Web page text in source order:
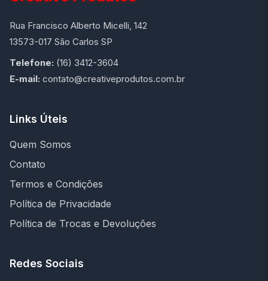
Rua Francisco Alberto Micelli, 142
13573-017 São Carlos SP
Telefone: (16) 3412-3604
E-mail: contato@creativeprodutos.com.br
Links Úteis
Quem Somos
Contato
Termos e Condições
Política de Privacidade
Política de Trocas e Devoluções
Redes Sociais